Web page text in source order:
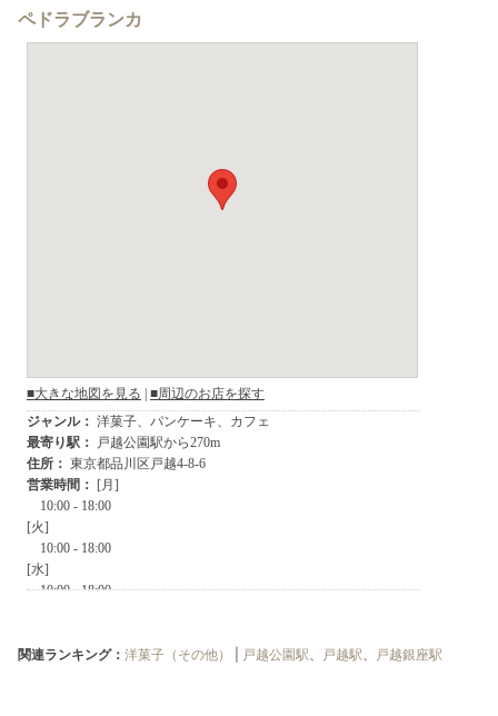
ペドラブランカ
関連ランキング： 洋菓子（その他） 戸越公園駅 戸越駅 戸越銀座駅